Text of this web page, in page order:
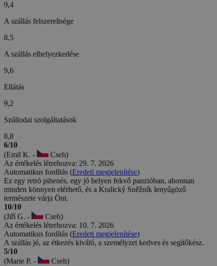
9,4
A szállás felszereltsége
8,5
A szállás elhelyezkedése
9,6
Ellátás
9,2
Szállodai szolgáltatások
8,8
6/10
(Emil K. -
Cseh)
Az értékelés létrehozva: 29. 7. 2026
Automatikus fordítás (Eredeti megjelenítése)
Ez egy retró pihenés, egy jó helyen fekvő panzióban, ahonnan
minden könnyen elérhető, és a Kralický Sněžník lenyűgöző
természete várja Önt.
10/10
(Jiří G. -
Cseh)
Az értékelés létrehozva: 10. 7. 2026
Automatikus fordítás (Eredeti megjelenítése)
A szállás jó, az étkezés kiváló, a személyzet kedves és segítőkész.
5/10
(Marie P. -
Cseh)